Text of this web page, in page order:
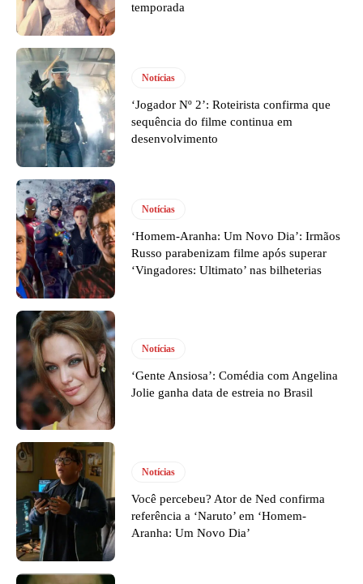
temporada
Notícias
‘Jogador Nº 2’: Roteirista confirma que
sequência do filme continua em
desenvolvimento
Notícias
‘Homem-Aranha: Um Novo Dia’: Irmãos
Russo parabenizam filme após superar
‘Vingadores: Ultimato’ nas bilheterias
Notícias
‘Gente Ansiosa’: Comédia com Angelina
Jolie ganha data de estreia no Brasil
Notícias
Você percebeu? Ator de Ned confirma
referência a ‘Naruto’ em ‘Homem-
Aranha: Um Novo Dia’